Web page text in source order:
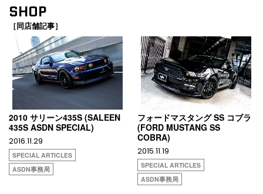
SHOP
［同店舗記事］
2010 サリーン435S (SALEEN
435S ASDN SPECIAL)
2016.11.29
SPECIAL ARTICLES
ASDN事務局
フォードマスタング SS コブラ
(FORD MUSTANG SS
COBRA)
2015.11.19
SPECIAL ARTICLES
ASDN事務局